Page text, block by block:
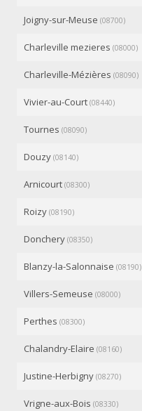
Joigny-sur-Meuse (08700)
Charleville mezieres (08000)
Charleville-Mézières (08090)
Vivier-au-Court (08440)
Tournes (08090)
Douzy (08140)
Arnicourt (08300)
Roizy (08190)
Donchery (08350)
Blanzy-la-Salonnaise (08190)
Villers-Semeuse (08000)
Perthes (08300)
Chalandry-Elaire (08160)
Justine-Herbigny (08270)
Vrigne-aux-Bois (08330)